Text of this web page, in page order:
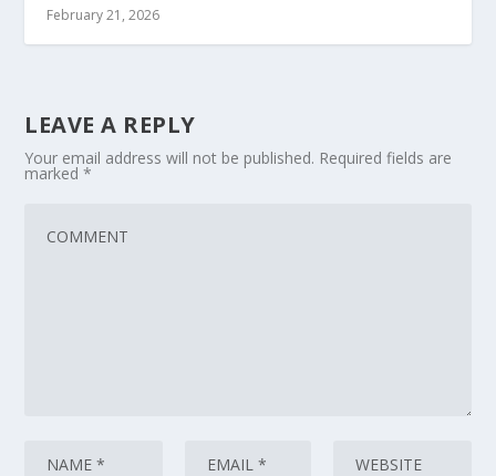
February 21, 2026
LEAVE A REPLY
Your email address will not be published. Required fields are
marked*